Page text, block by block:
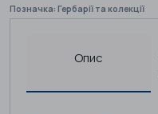
Позначка: Гербарії та колекції
Опис